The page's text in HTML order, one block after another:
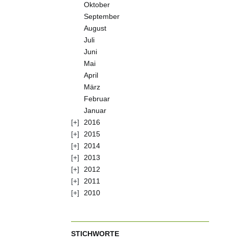
Oktober
September
August
Juli
Juni
Mai
April
März
Februar
Januar
2016
2015
2014
2013
2012
2011
2010
STICHWORTE